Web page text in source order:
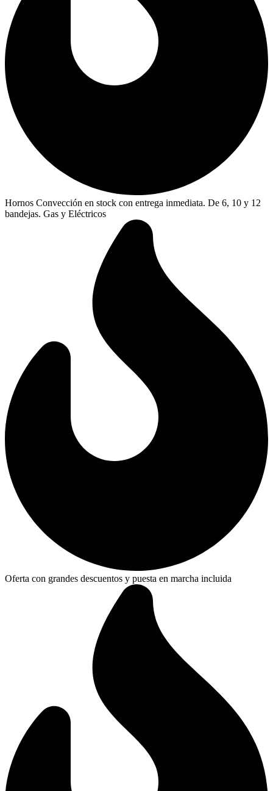
Hornos Convección en stock con entrega inmediata. De 6, 10 y 12
bandejas. Gas y Eléctricos
Oferta con grandes descuentos y puesta en marcha incluida